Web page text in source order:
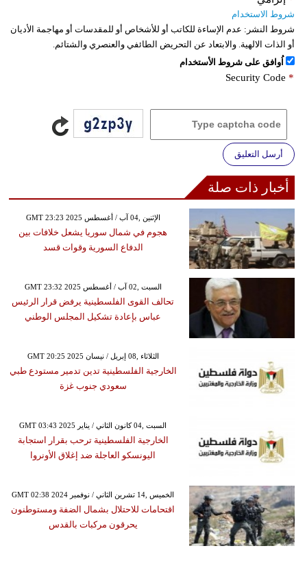
شروط الاستخدام
شروط النشر: عدم الإساءة للكاتب أو للأشخاص أو للمقدسات أو مهاجمة الأديان
أو الذات الالهية. والابتعاد عن التحريض الطائفي والعنصري والشتائم.
اُوافق على شروط الأستخدام
Security Code *
أرسل التعليق
أخبار ذات صلة
GMT 23:23 2025 الإثنين ,04 آب / أغسطس
هجوم في شمال سوريا يشعل خلافات بين
الدفاع السورية وقوات قسد
GMT 23:32 2025 السبت ,02 آب / أغسطس
تحالف القوى الفلسطينية يرفض قرار الرئيس
عباس بإعادة تشكيل المجلس الوطني
GMT 20:25 2025 الثلاثاء ,08 إبريل / نيسان
الخارجية الفلسطينية تدين تدمير مستودع طبي
سعودي جنوب غزة
GMT 03:43 2025 السبت ,04 كانون الثاني / يناير
الخارجية الفلسطينية ترحب بقرار استجابة
اليونسكو العاجلة ضد إغلاق الأونروا
GMT 02:38 2024 الخميس ,14 تشرين الثاني / نوفمبر
اقتحامات للاحتلال بشمال الضفة ومستوطنون
يحرقون مركبات بالقدس